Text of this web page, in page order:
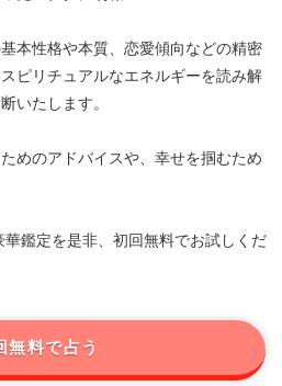
本性格や本質、恋愛傾向などの精密
ピリチュアルなエネルギーを読み解
いたします。
めのアドバイスや、幸せを掴むため
鑑定を是非、初回無料でお試しくだ
無料で占う